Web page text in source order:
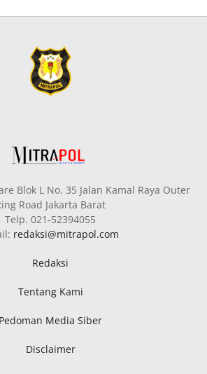
Blok L No. 35 Jalan Kamal Raya Outer
Road Jakarta Barat
Telp. 021-52394055
redaksi@mitrapol.com
Redaksi
Tentang Kami
Pedoman Media Siber
Disclaimer